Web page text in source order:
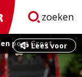
zoeken
post Groet
Dit
is
een
Lees voor